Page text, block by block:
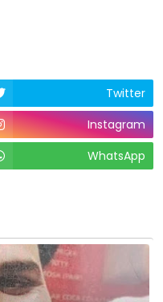
Twitter
Instagram
WhatsApp